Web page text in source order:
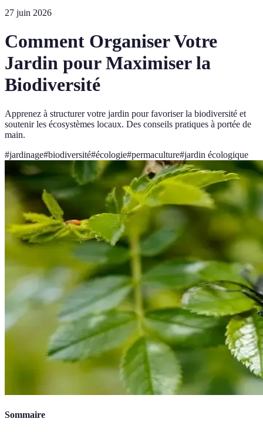
27 juin 2026
Comment Organiser Votre
Jardin pour Maximiser la
Biodiversité
Apprenez à structurer votre jardin pour favoriser la biodiversité et
soutenir les écosystèmes locaux. Des conseils pratiques à portée de
main.
#jardinage#biodiversité#écologie#permaculture#jardin écologique
Sommaire